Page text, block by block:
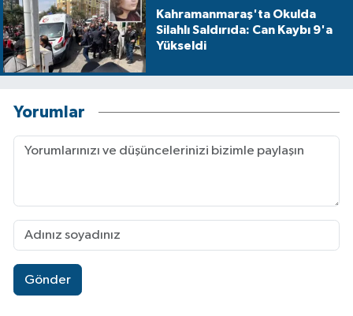
Kahramanmaraş'ta Okulda
Silahlı Saldırıda: Can Kaybı 9'a
Yükseldi
Yorumlar
Gönder